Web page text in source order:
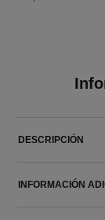
DESCRIPCIÓN
INFORMACIÓN